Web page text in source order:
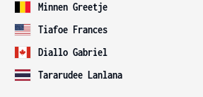
Minnen Greetje
Tiafoe Frances
Diallo Gabriel
Tararudee Lanlana